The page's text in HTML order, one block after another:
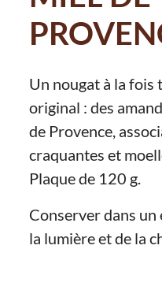
Un nougat à la
original : des
de Provence,
craquantes et
Plaque de 120 g.
Conserver dans
la lumière et de la